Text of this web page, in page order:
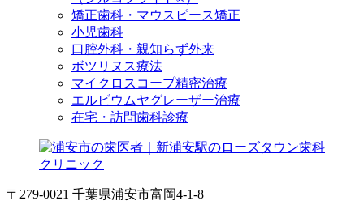
矯正歯科・マウスピース矯正
小児歯科
口腔外科・親知らず外来
ボツリヌス療法
マイクロスコープ精密治療
エルビウムヤグレーザー治療
在宅・訪問歯科診療
〒279-0021 千葉県浦安市富岡4-1-8